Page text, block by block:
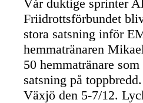
Vår duktige sprinter
Friidrottsförbundet
stora satsning inför
hemmatränaren
50 hemmatränare
satsning på
Växjö den 5-7/12.